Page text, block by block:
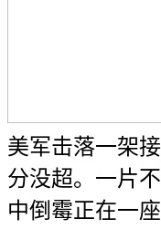
美军击落一架
分没超。一片
中倒霉正在一